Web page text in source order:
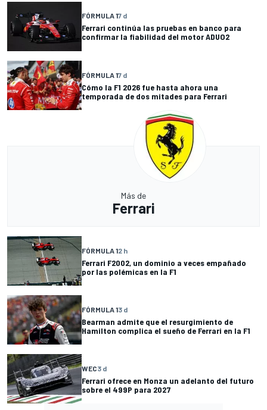
FÓRMULA 17 d
Ferrari continúa las pruebas en banco para
confirmar la fiabilidad del motor ADUO2
FÓRMULA 17 d
Cómo la F1 2026 fue hasta ahora una
temporada de dos mitades para Ferrari
Más de
Ferrari
FÓRMULA 12 h
Ferrari F2002, un dominio a veces empañado
por las polémicas en la F1
FÓRMULA 13 d
Bearman admite que el resurgimiento de
Hamilton complica el sueño de Ferrari en la F1
WEC3 d
Ferrari ofrece en Monza un adelanto del futuro
sobre el 499P para 2027